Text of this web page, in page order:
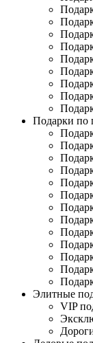
Подарки по
Элитные
VIP